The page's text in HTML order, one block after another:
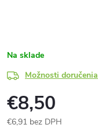
Na sklade
Možnosti doručenia
€8,50
€6,91 bez DPH